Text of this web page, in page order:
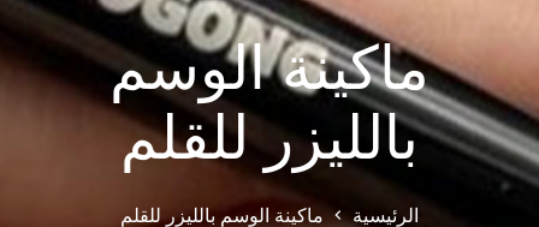
ماكينة الوسم
بالليزر للقلم
الرئيسية ماكينة الوسم بالليزر للقلم